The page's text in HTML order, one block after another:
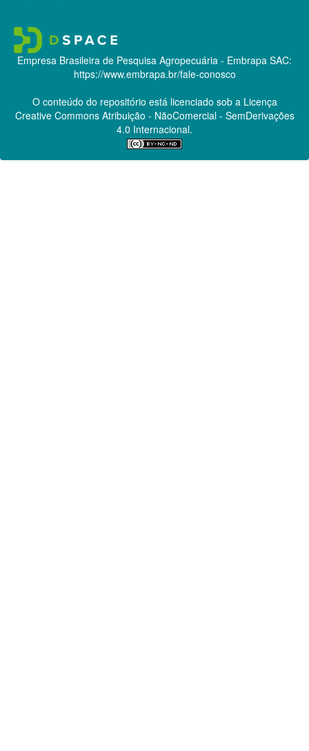
Empresa Brasileira de Pesquisa Agropecuária - Embrapa SAC:
https://www.embrapa.br/fale-conosco
O conteúdo do repositório está licenciado sob a Licença
Creative CommonsAtribuição - NãoComercial - SemDerivações
4.0 Internacional.